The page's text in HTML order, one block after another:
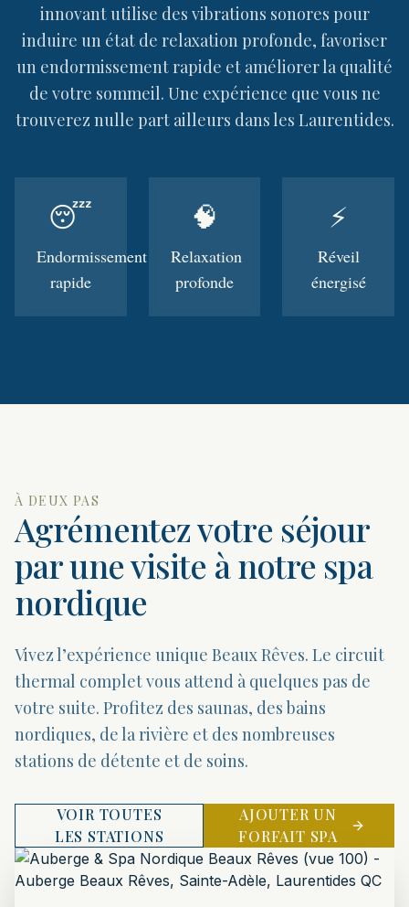
innovant utilise des vibrations sonores pour
induire un état de relaxation profonde, favoriser
un endormissement rapide et améliorer la qualité
de votre sommeil. Une expérience que vous ne
trouverez nulle part ailleurs dans les Laurentides.
😴
Endormissement
rapide
🧠
Relaxation
profonde
⚡
Réveil
énergisé
À DEUX PAS
Agrémentez votre séjour
par une visite à notre spa
nordique
Vivez l’expérience unique Beaux Rêves. Le circuit
thermal complet vous attend à quelques pas de
votre suite. Profitez des saunas, des bains
nordiques, de la rivière et des nombreuses
stations de détente et de soins.
VOIR TOUTES
LES STATIONS
AJOUTER UN
FORFAIT SPA